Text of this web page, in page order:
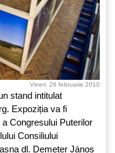
Vineri, 26 februarie 2010
stand intitulat
Expoziția va fi
Congresului Puterilor
Consiliului
dl. Demeter János